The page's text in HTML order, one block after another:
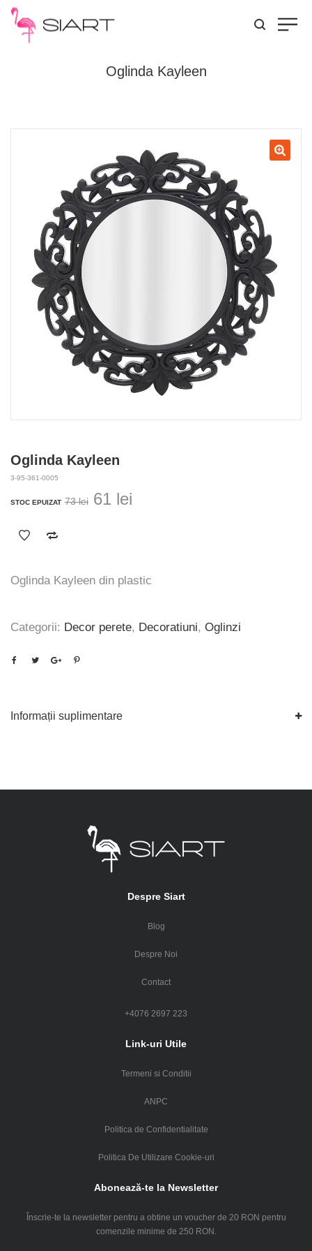
Oglinda Kayleen
Oglinda Kayleen
3-95-361-0005
STOC EPUIZAT 73lei Prețul
61 lei
Oglinda Kayleen din plastic
Categorii: Decor perete, Decoratiuni, Oglinzi
Informații suplimentare
Despre Siart
Blog
Despre Noi
Contact
+4076 2697 223
Link-uri Utile
Termeni si Conditii
ANPC
Politica de Confidentialitate
Politica De Utilizare Cookie-uri
Abonează-te la Newsletter
Înscrie-te la newsletter pentru a obtine un voucher de 20 RON pentru
comenzile minime de 250 RON.